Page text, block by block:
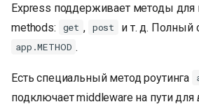
Express поддерживает методы для
methods:
get , post и т. д. Полный
app.METHOD .
Есть специальный метод роутинга
подключает middleware на пути для